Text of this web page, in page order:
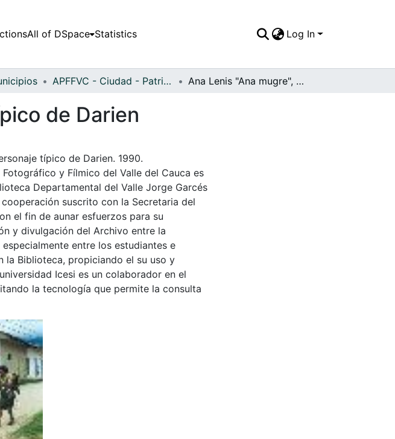
All of DSpace Statistics Log In
APFFVC - Ciudad - Patrimonial Ana Lenis "Ana mugre", personaje típico de Darien
de Darien
típico de Darien. 1990.
y Fílmico del Valle del Cauca es
Departamental del Valle Jorge Garcés
suscrito con la Secretaria del
el fin de aunar esfuerzos para su
y divulgación del Archivo entre la
entre los estudiantes e
la Biblioteca, propiciando el su uso y
Icesi es un colaborador en el
la tecnología que permite la consulta